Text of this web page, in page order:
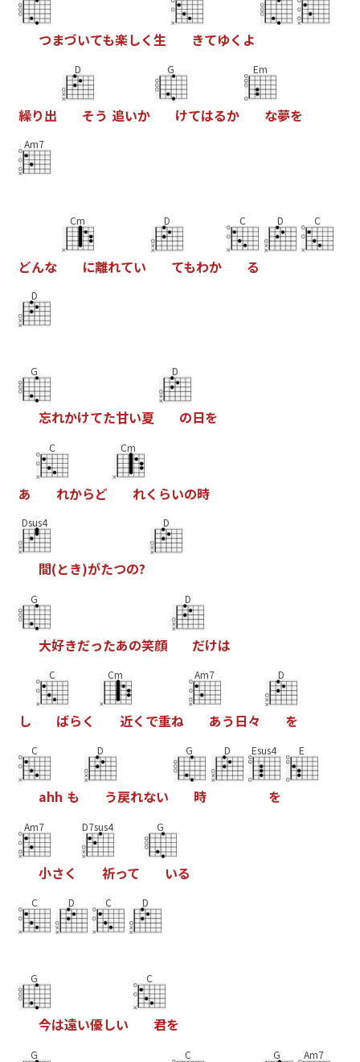
つまづいても楽しく生 きてゆく よ
繰り出
D
そう 追いか
G
けてはるか
Em
な夢を
Am7
どんな
Cm
に離れてい
D
てもわか
C
る
D C
D
G
忘れかけてた甘い夏
D
の日を
あ
C
れからど
Cm
れく らいの時
Dsus4
間(とき)がたつの?
D
G
大好きだったあの笑顔
D
だけは
し
C
ばら く
Cm
近く で重ね
Am7
あう 日々
D
を
C
ahh も
D
う戻れない
G
時
D Esus4
を
E
Am7
小さく
D7sus4
祈って
G
いる
C D C D
G
今は遠い優しい
C
君を
G C G Am7